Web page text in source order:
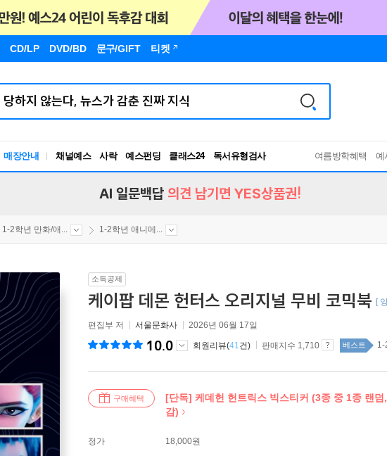
CD/LP DVD/BD 문구/GIFT 티켓
매장안내 채널예스 사락 예스펀딩 클래스24
RBTI Lab
독서유형검사
여름방학혜택 예
AI 일문백답 의견 남기면 YES상품권!
1-2학년 만화/애... 1-2학년 애니메...
소득공제
케이팝 데몬 헌터스 오리지널 무비 코믹북 [
편집부 저 서울문화사 2026년 06월 17일
10.0 회원리뷰(41건) 판매지수 1,710 베스트 1-
구매혜택
[단독] 케데헌 헌트릭스 빅스티커 (3종 중 1종 랜덤
감)
정가 18,000원